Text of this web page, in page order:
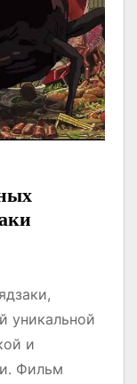
уникальной
и
Фильм